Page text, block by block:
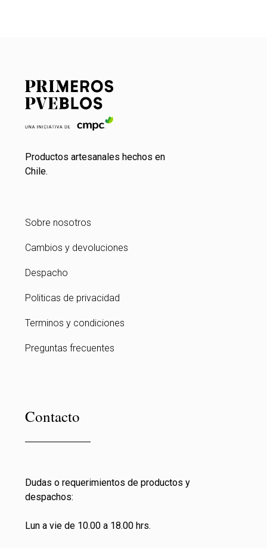
Productos artesanales hechos en
Chile.
Sobre nosotros
Cambios y devoluciones
Despacho
Politicas de privacidad
Terminos y condiciones
Preguntas frecuentes
Contacto
Dudas o requerimientos de productos y
despachos:
Lun a vie de 10.00 a 18.00 hrs.